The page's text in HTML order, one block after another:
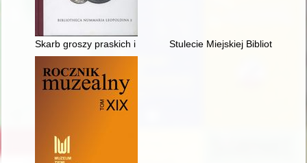
Skarb groszy praskich i monet z XVII wieku z Osieczowa,
Stulecie Miejskiej Biblioteki